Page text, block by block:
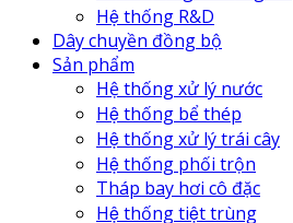
Hệ thống R&D
Dây chuyền đồng bộ
Sản phẩm
Hệ thống xử lý nước
Hệ thống bể thép
Hệ thống xử lý trái cây
Hệ thống phối trộn
Tháp bay hơi cô đặc
Hệ thống tiệt trùng